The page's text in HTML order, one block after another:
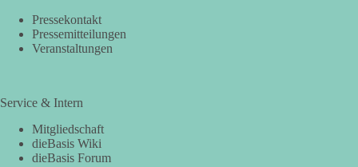
Pressekontakt
Pressemitteilungen
Veranstaltungen
Service & Intern
Mitgliedschaft
dieBasis Wiki
dieBasis Forum